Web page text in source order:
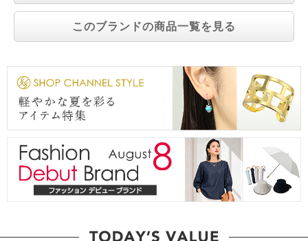
このブランドの商品一覧を見る